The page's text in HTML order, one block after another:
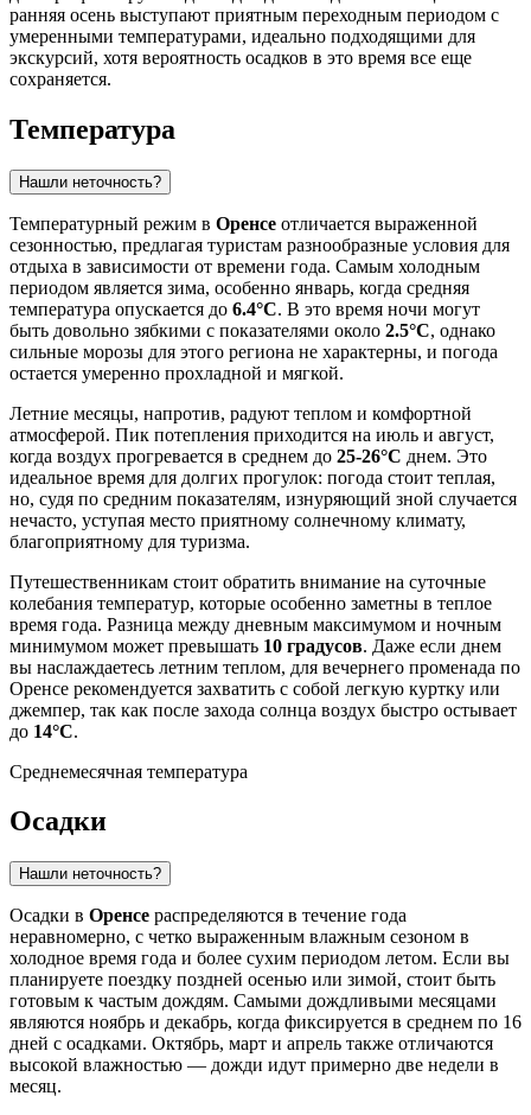
ранняя осень выступают приятным переходным периодом с
умеренными температурами, идеально подходящими для
экскурсий, хотя вероятность осадков в это время все еще
сохраняется.
Температура
Нашли неточность?
Температурный режим в Оренсе отличается выраженной
сезонностью, предлагая туристам разнообразные условия для
отдыха в зависимости от времени года. Самым холодным
периодом является зима, особенно январь, когда средняя
температура опускается до 6.4°C. В это время ночи могут
быть довольно зябкими с показателями около 2.5°C, однако
сильные морозы для этого региона не характерны, и погода
остается умеренно прохладной и мягкой.
Летние месяцы, напротив, радуют теплом и комфортной
атмосферой. Пик потепления приходится на июль и август,
когда воздух прогревается в среднем до 25-26°C днем. Это
идеальное время для долгих прогулок: погода стоит теплая,
но, судя по средним показателям, изнуряющий зной случается
нечасто, уступая место приятному солнечному климату,
благоприятному для туризма.
Путешественникам стоит обратить внимание на суточные
колебания температур, которые особенно заметны в теплое
время года. Разница между дневным максимумом и ночным
минимумом может превышать 10 градусов. Даже если днем
вы наслаждаетесь летним теплом, для вечернего променада по
Оренсе рекомендуется захватить с собой легкую куртку или
джемпер, так как после захода солнца воздух быстро остывает
до 14°C.
Среднемесячная температура
Осадки
Нашли неточность?
Осадки в Оренсе распределяются в течение года
неравномерно, с четко выраженным влажным сезоном в
холодное время года и более сухим периодом летом. Если вы
планируете поездку поздней осенью или зимой, стоит быть
готовым к частым дождям. Самыми дождливыми месяцами
являются ноябрь и декабрь, когда фиксируется в среднем по 16
дней с осадками. Октябрь, март и апрель также отличаются
высокой влажностью — дожди идут примерно две недели в
месяц.